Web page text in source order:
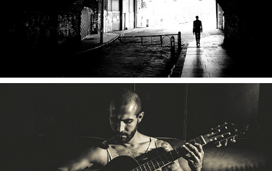
Sombras
2024
O que não pode ser dito em palavras